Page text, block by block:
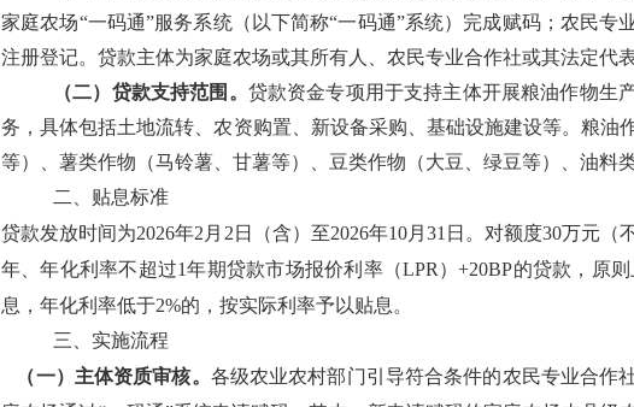
家庭农场“一码通”服务系统（以下简称“一码通”系统）完成赋码；农民专
注册登记。贷款主体为家庭农场或其所有人、农民专业合作社或其法定代表
（二） 贷款支持范围。 贷款资金专项用于支持主体开展粮油作物生
务，具体包括土地流转、农资购置、新设备采购、基础设施建设等。粮油
等）、薯类作物（马铃薯、甘薯等）、豆类作物（大豆、绿豆等）、油料
二、贴息标准
贷款发放时间为2026年2月2日（含）至2026年10月31日。对额度30万元（
年、年化利率不超过1年期贷款市场报价利率（LPR）+20BP的贷款，原
息，年化利率低于2%的，按实际利率予以贴息。
三、实施流程
（一）主体资质审核。 各级农业农村部门引导符合条件的农民专业合作